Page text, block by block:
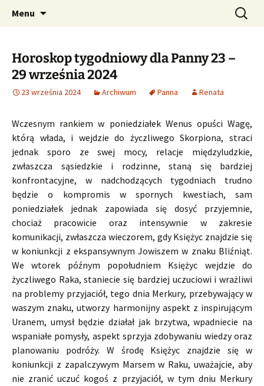
CzaroMarowy horoskop
dzienny, miesięczny i
tygodniowy
Profesjonalne przepowiednie astrologiczne
Menu Szukaj:
Horoskop tygodniowy dla Panny 23 –
29 września 2024
23 września 2024 Archiwum Panna Renata
Wczesnym rankiem w poniedziałek Wenus opuści Wagę,
którą włada, i wejdzie do życzliwego Skorpiona, straci
jednak sporo ze swej mocy, relacje międzyludzkie,
zwłaszcza sąsiedzkie i rodzinne, staną się bardziej
konfrontacyjne, w nadchodzących tygodniach trudno
będzie o kompromis w spornych kwestiach, sam
poniedziałek jednak zapowiada się dosyć przyjemnie,
chociaż pracowicie oraz intensywnie w zakresie
komunikacji, zwłaszcza wieczorem, gdy Księżyc znajdzie się
w koniunkcji z ekspansywnym Jowiszem w znaku Bliźniąt.
We wtorek późnym popołudniem Księżyc wejdzie do
życzliwego Raka, staniecie się bardziej uczuciowi i wrażliwi
na problemy przyjaciół, tego dnia Merkury, przebywający w
waszym znaku, utworzy harmonijny aspekt z inspirującym
Uranem, umysł będzie działał jak brzytwa, wpadniecie na
wspaniałe pomysły, aspekt sprzyja zdobywaniu wiedzy oraz
planowaniu podróży. W środę Księżyc znajdzie się w
koniunkcji z zapalczywym Marsem w Raku, uważajcie, aby
nie zranić uczuć kogoś z przyjaciół, w tym dniu Merkury